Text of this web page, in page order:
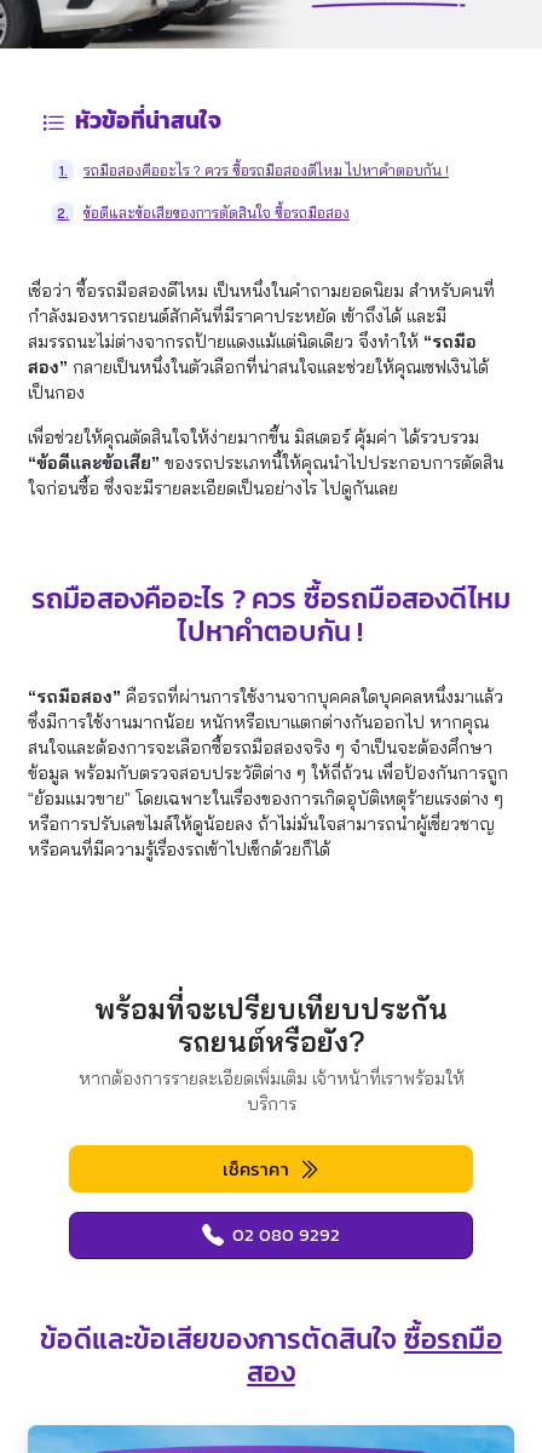
หัวข้อที่น่าสนใจ
1. รถมือสองคืออะไร ? ควร ซื้อรถมือสองดีไหม ไปหาคำตอบกัน !
2. ข้อดีและข้อเสียของการตัดสินใจ ซื้อรถมือสอง
เชื่อว่า ซื้อรถมือสองดีไหม เป็นหนึ่งในคำถามยอดนิยม สำหรับคนที่
กำลังมองหารถยนต์สักคันที่มีราคาประหยัด เข้าถึงได้ และมี
สมรรถนะไม่ต่างจากรถป้ายแดงแม้แต่นิดเดียว จึงทำให้ “รถมือ
สอง” กลายเป็นหนึ่งในตัวเลือกที่น่าสนใจและช่วยให้คุณเซฟเงินได้
เป็นกอง
เพื่อช่วยให้คุณตัดสินใจให้ง่ายมากขึ้น มิสเตอร์ คุ้มค่า ได้รวบรวม
“ข้อดีและข้อเสีย” ของรถประเภทนี้ให้คุณนำไปประกอบการตัดสิน
ใจก่อนซื้อ ซึ่งจะมีรายละเอียดเป็นอย่างไร ไปดูกันเลย
รถมือสองคืออะไร ? ควร ซื้อรถมือสองดีไหม
ไปหาคำตอบกัน !
“รถมือสอง” คือรถที่ผ่านการใช้งานจากบุคคลใดบุคคลหนึ่งมาแล้ว
ซึ่งมีการใช้งานมากน้อย หนักหรือเบาแตกต่างกันออกไป หากคุณ
สนใจและต้องการจะเลือกซื้อรถมือสองจริง ๆ จำเป็นจะต้องศึกษา
ข้อมูล พร้อมกับตรวจสอบประวัติต่าง ๆ ให้ถี่ถ้วน เพื่อป้องกันการถูก
“ย้อมแมวขาย” โดยเฉพาะในเรื่องของการเกิดอุบัติเหตุร้ายแรงต่าง ๆ
หรือการปรับเลขไมล์ให้ดูน้อยลง ถ้าไม่มั่นใจสามารถนำผู้เชี่ยวชาญ
หรือคนที่มีความรู้เรื่องรถเข้าไปเช็กด้วยก็ได้
พร้อมที่จะเปรียบเทียบประกัน
รถยนต์หรือยัง?
หากต้องการรายละเอียดเพิ่มเติม เจ้าหน้าที่เราพร้อมให้
บริการ
เช็คราคา
02 080 9292
ข้อดีและข้อเสียของการตัดสินใจ ซื้อรถมือ
สอง